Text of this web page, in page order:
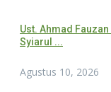
Ust. Ahmad
Syiarul ...
Agustus 10, 2026